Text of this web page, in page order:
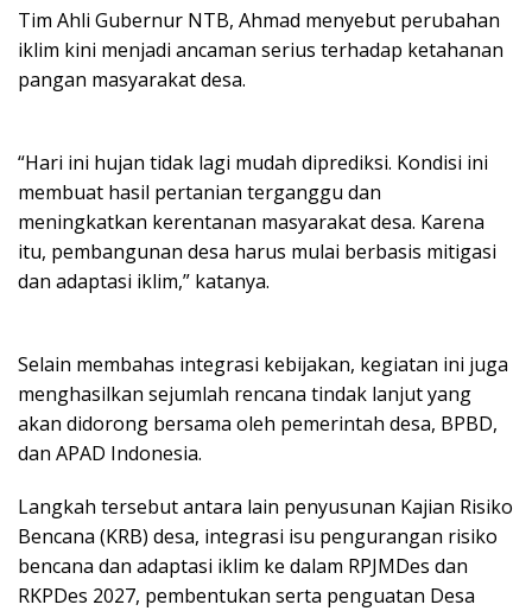
Tim Ahli Gubernur NTB, Ahmad menyebut perubahan
iklim kini menjadi ancaman serius terhadap ketahanan
pangan masyarakat desa.
“Hari ini hujan tidak lagi mudah diprediksi. Kondisi ini
membuat hasil pertanian terganggu dan
meningkatkan kerentanan masyarakat desa. Karena
itu, pembangunan desa harus mulai berbasis mitigasi
dan adaptasi iklim,” katanya.
Selain membahas integrasi kebijakan, kegiatan ini juga
menghasilkan sejumlah rencana tindak lanjut yang
akan didorong bersama oleh pemerintah desa, BPBD,
dan APAD Indonesia.
Langkah tersebut antara lain penyusunan Kajian Risiko
Bencana (KRB) desa, integrasi isu pengurangan risiko
bencana dan adaptasi iklim ke dalam RPJMDes dan
RKPDes 2027, pembentukan serta penguatan Desa